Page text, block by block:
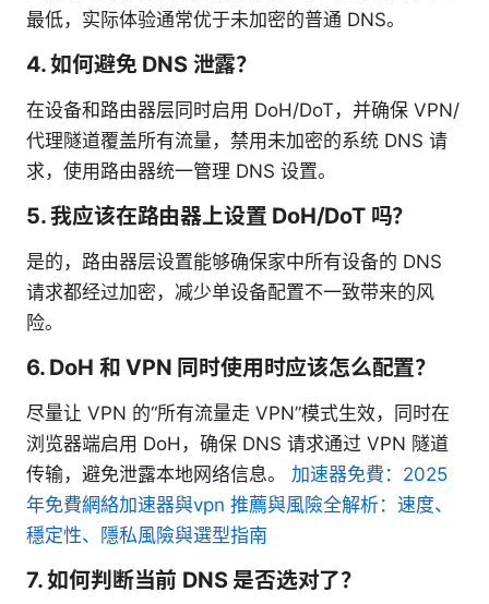
最低，实际体验通常优于未加密的普通 DNS。
4. 如何避免 DNS 泄露？
在设备和路由器层同时启用 DoH/DoT，并确保 VPN/
代理隧道覆盖所有流量，禁用未加密的系统 DNS 请
求，使用路由器统一管理 DNS 设置。
5. 我应该在路由器上设置 DoH/DoT 吗？
是的，路由器层设置能够确保家中所有设备的 DNS
请求都经过加密，减少单设备配置不一致带来的风
险。
6. DoH 和 VPN 同时使用时应该怎么配置？
尽量让 VPN 的“所有流量走 VPN”模式生效，同时在
浏览器端启用 DoH，确保 DNS 请求通过 VPN 隧道
传输，避免泄露本地网络信息。 加速器免費：2025
年免費網絡加速器與vpn 推薦與風險全解析：速度、
穩定性、隱私風險與選型指南
7. 如何判断当前 DNS 是否选对了？